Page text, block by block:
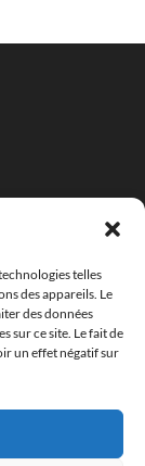
telles
des appareils. Le
des données
sur ce site. Le fait de
un effet négatif sur
Plaine des